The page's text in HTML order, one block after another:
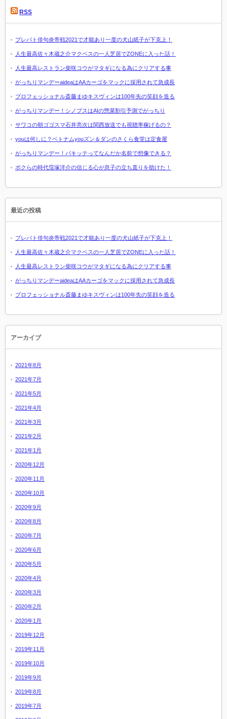
RSS
プレバト俳句炎帝戦2021で才能あり一度の犬山紙子が下克上！
人生最高佐々木蔵之介マクベスの一人芝居でZONEに入った話！
人生最高レストラン柴咲コウがマタギになる為にクリアする事
がっちりマンデーaideaはAAカーゴをマックに採用されて急成長
プロフェッショナル斎藤まゆキスヴィンは100年先の笑顔を造る
がっちりマンデー！シノプスはAIの惣菜割引予測でがっちり
サワコの朝ゴゴスマ石井亮次は関西放送でも視聴率稼げるの？
youは何しに？ベトナムyouズン＆ダンのさくら食堂は定食屋
がっちりマンデー！パキッテってなんだか名前で想像できる？
ボクらの時代窪塚洋介の信じる心が息子の立ち直りを助けた！
最近の投稿
プレバト俳句炎帝戦2021で才能あり一度の犬山紙子が下克上！
人生最高佐々木蔵之介マクベスの一人芝居でZONEに入った話！
人生最高レストラン柴咲コウがマタギになる為にクリアする事
がっちりマンデーaideaはAAカーゴをマックに採用されて急成長
プロフェッショナル斎藤まゆキスヴィンは100年先の笑顔を造る
アーカイブ
2021年8月
2021年7月
2021年5月
2021年4月
2021年3月
2021年2月
2021年1月
2020年12月
2020年11月
2020年10月
2020年9月
2020年8月
2020年7月
2020年6月
2020年5月
2020年4月
2020年3月
2020年2月
2020年1月
2019年12月
2019年11月
2019年10月
2019年9月
2019年8月
2019年7月